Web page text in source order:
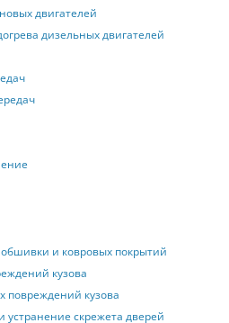
двигателей
дизельных двигателей
и ковровых покрытий
кузова
повреждений кузова
скрежета дверей